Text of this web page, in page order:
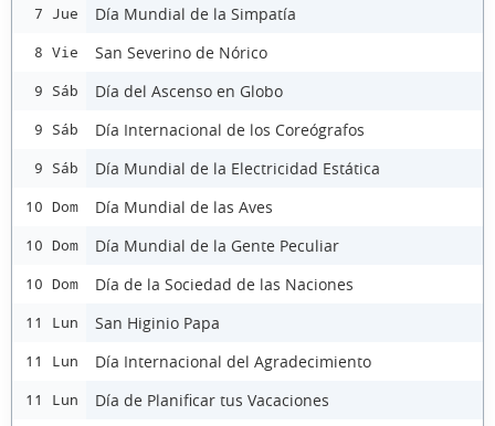
7 Jue Día Mundial de la Simpatía
8 Vie San Severino de Nórico
9 Sáb Día del Ascenso en Globo
9 Sáb Día Internacional de los Coreógrafos
9 Sáb Día Mundial de la Electricidad Estática
10 Dom Día Mundial de las Aves
10 Dom Día Mundial de la Gente Peculiar
10 Dom Día de la Sociedad de las Naciones
11 Lun San Higinio Papa
11 Lun Día Internacional del Agradecimiento
11 Lun Día de Planificar tus Vacaciones